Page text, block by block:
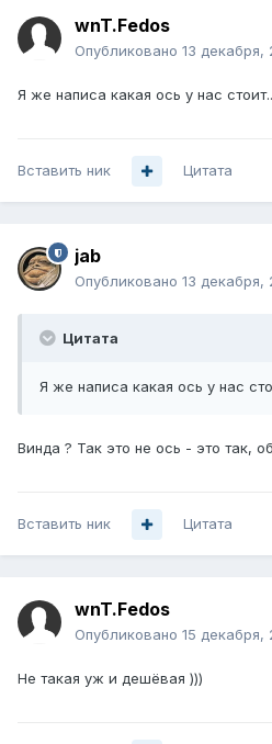
wnT.Fedos
Опубликовано 13 декабря,
Я же написа какая ось у нас
Вставить ник Цитата
jab
Опубликовано 13 декабря,
Цитата
Я же написа какая ось у нас
Винда ? Так это не ось - это так,
Вставить ник Цитата
wnT.Fedos
Опубликовано 15 декабря,
Не такая уж и дешёвая )))